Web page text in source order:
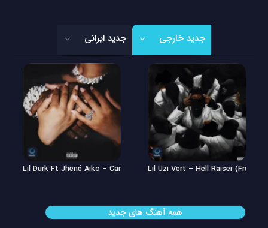
جدید خارجی جدید ایرانی
Lil Durk Ft Jhené Aiko – Can’t
Lil Uzi Vert – Double See
همه آهنگ های جدید